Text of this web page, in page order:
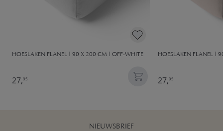
HOESLAKEN FLANEL | 90 X 200 CM | OFF-WHITE
27,95
HOESLAKEN FLANEL |
27,95
NIEUWSBRIEF